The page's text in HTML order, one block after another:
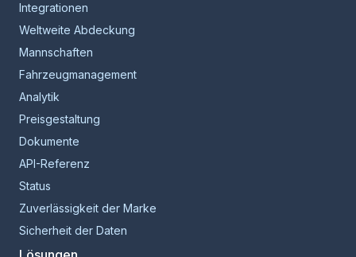
Integrationen
Weltweite Abdeckung
Mannschaften
Fahrzeugmanagement
Analytik
Preisgestaltung
Dokumente
API-Referenz
Status
Zuverlässigkeit der Marke
Sicherheit der Daten